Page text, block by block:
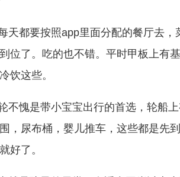
天都要按照app里面分配的餐厅去，
位了。吃的也不错。平时甲板上有
饮这些。
不愧是带小宝宝出行的首选，轮船
，尿布桶，婴儿推车，这些都是先
好了。